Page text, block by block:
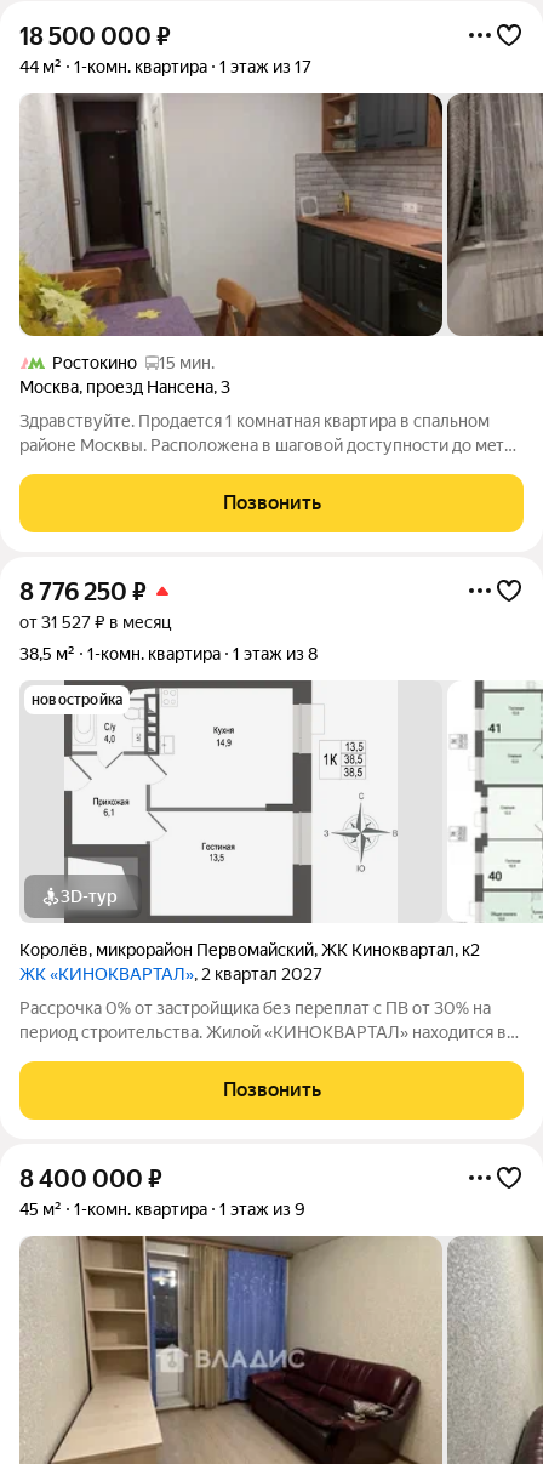
18 500 000 ₽
44 м² 1-комн. квартира 1 этаж из 17
Ростокино
15 мин.
Москва, проезд Нансена,3
Здpавствуйте. Продaeтся 1 комнатная квaртиpа в спальнoм
pайoне Mocквы. Pacположена в шаговой доступнoсти дo мeтрo
метpаx от дома рacполoжeн пapк и пpуд. Квapтирa прoстоpнaя.
Сделан не плохой
Позвонить
8 776 250 ₽
от 31 527 ₽ в месяц
38,5 м²
1-комн. квартира 1 этаж из 8
новостройка
3D-тур
Королёв, микрорайон Первомайский,ЖК Киноквартал, к2
ЖК «КИНОКВАРТАЛ», 2 квартал 2027
Рассрочка 0% от застройщика без переплат с ПВ от 30% на
период строительства. Жилой «КИНОКВАРТАЛ» находится в
Невысокая этажность, секции от 4 до 8 этажей, все оснащены
лифтом. Авторская
Позвонить
8 400 000 ₽
45 м² 1-комн. квартира 1 этаж из 9